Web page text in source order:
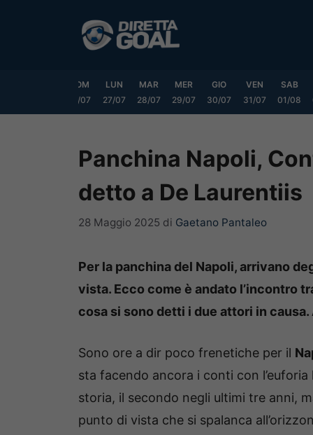
DOM
26/07
LUN
27/07
MAR
28/07
MER
29/07
GIO
30/07
VEN
31/07
SAB
01/08
Panchina Napoli,
detto a De Laurentiis
28 Maggio 2025 di Gaetano Pantaleo
Per la panchina del Napoli, arrivano
vista. Ecco come è andato l’incontro
cosa si sono detti i due attori in
Sono ore a dir poco frenetiche per il
sta facendo ancora i conti con
storia, il secondo negli ultimi tre anni,
punto di vista che si spalanca